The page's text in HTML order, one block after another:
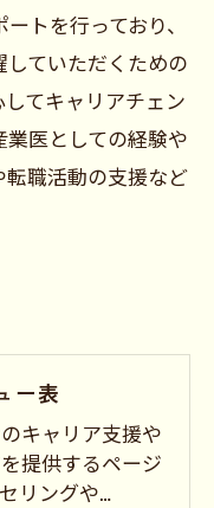
トを行っており、
ていただくための
てキャリアチェン
医としての経験や
職活動の支援など
ー表
キャリア支援や
提供するページ
リングや…